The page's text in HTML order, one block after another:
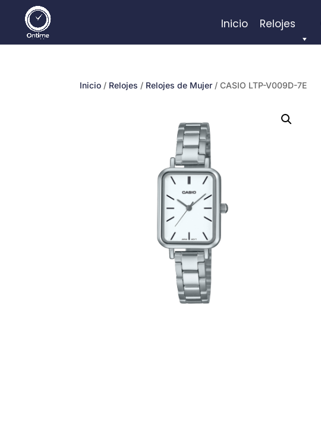
Inicio Relojes
Inicio / Relojes / Relojes de Mujer / CASIO LTP-V009D-7E